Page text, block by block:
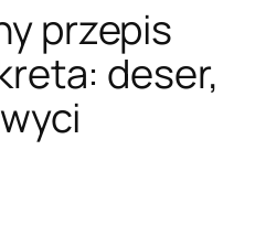
przepis
deser,